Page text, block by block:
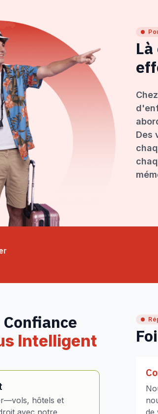
Des
Intelligent
hôtels et
avec notre
de